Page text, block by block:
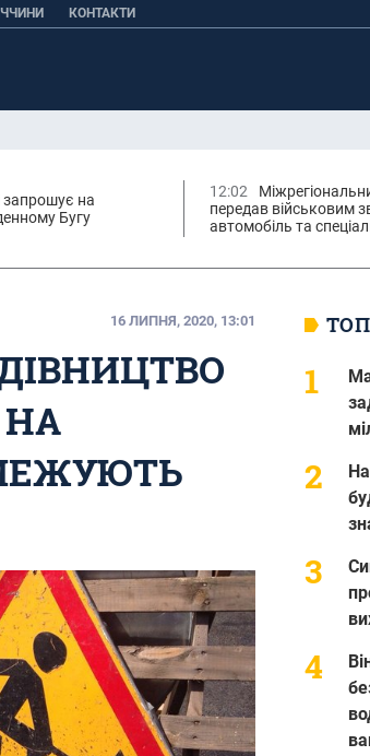
КОНТАКТИ
запрошує на
Бугу
12:02
передав військовим
автомобіль та
16 ЛИПНЯ, 2020, 13:01
НА
ТОП